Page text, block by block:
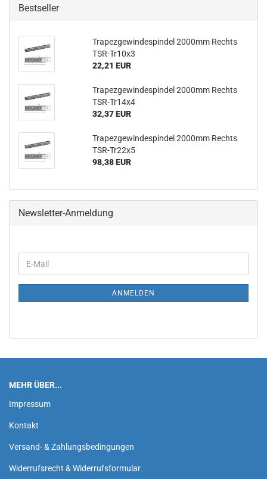
Bestseller
Trapezgewindespindel 2000mm Rechts
TSR-Tr10x3
22,21 EUR
Trapezgewindespindel 2000mm Rechts
TSR-Tr14x4
32,37 EUR
Trapezgewindespindel 2000mm Rechts
TSR-Tr22x5
98,38 EUR
Newsletter-Anmeldung
ZUR
E-
Mail
ANMELDEN
MEHR ÜBER...
Impressum
Kontakt
Versand- & Zahlungsbedingungen
Widerrufsrecht & Widerrufsformular